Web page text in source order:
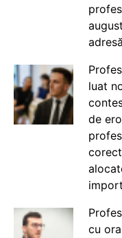
luat
de
cu